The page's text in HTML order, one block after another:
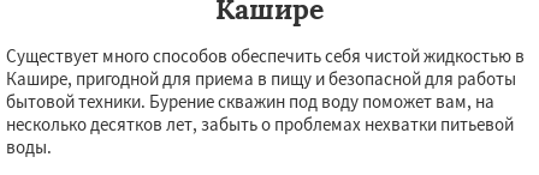
Кашире
Существует много способов обеспечить себя чистой жидкостью в
Кашире, пригодной для приема в пищу и безопасной для работы
бытовой техники. Бурение скважин под воду поможет вам, на
несколько десятков лет, забыть о проблемах нехватки питьевой
воды.